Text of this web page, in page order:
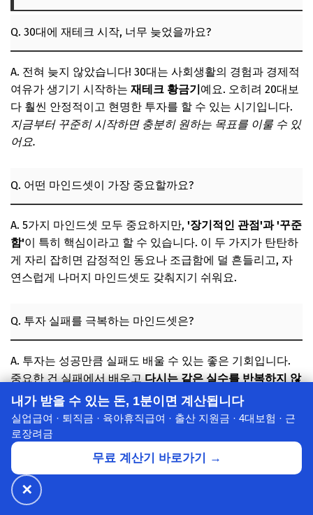
Q. 30대에 재테크 시작, 너무 늦었을까요?
A. 전혀 늦지 않았습니다! 30대는 사회생활의 경험과 경제적
여유가 생기기 시작하는 재테크 황금기 예요. 오히려 20대보
다 훨씬 안정적이고 현명한 투자를 할 수 있는 시기입니다.
지금부터 꾸준히 시작하면 충분히 원하는 목표를 이룰 수 있
어요.
Q. 어떤 마인드셋이 가장 중요할까요?
A. 5가지 마인드셋 모두 중요하지만, '장기적인 관점'과 '꾸준
함'이 특히 핵심이라고 할 수 있습니다. 이 두 가지가 탄탄하
게 자리 잡히면 감정적인 동요나 조급함에 덜 흔들리고, 자
연스럽게 나머지 마인드셋도 갖춰지기 쉬워요.
Q. 투자 실패를 극복하는 마인드셋은?
A. 투자는 성공만큼 실패도 배울 수 있는 좋은 기회입니다.
중요한 건 실패에서 배우고다시는 같은 실수를 반복하지 않
는 것 이에요.자기 비판적인 사고로 원인을 분석하고, 부족
한 점을 보완하며 다음 투자를 준비하는 긍정적인 마인드가
필요합니다.
Q. 재테크 마인드셋을 바꾸는 데 얼마나 걸리나요?
내가 받을 수 있는 돈, 1분이면 계산됩니다
실업급여 · 퇴직금 · 육아휴직급여 · 출산 지원금 · 4대보험 · 근
로장려금
무료 계산기 바로가기 →
✕
🔥 넷플릭스·디즈니+
⭐ 7년의 신뢰